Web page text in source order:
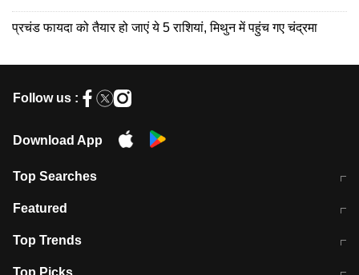
प्रचंड फायदा को तैयार हो जाएं ये 5 राशियां, मिथुन में पहुंच गए चंद्रमा
Follow us :
Download App
Top Searches
मुंबई में लगे 'जेन जी' के पोस्टर, लिखा- 'मैं
Featured
10 अगस्त को विधानसभा का घेराव करेंगे
Top Trends
RBI का नया नियम: अब बैंकों को अपनी सभी